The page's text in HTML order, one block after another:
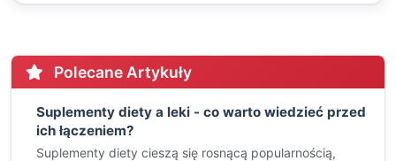
Polecane Artykuły
Suplementy diety a leki - co warto wiedzieć przed
ich łączeniem?
Suplementy diety cieszą się rosnącą popularnością,